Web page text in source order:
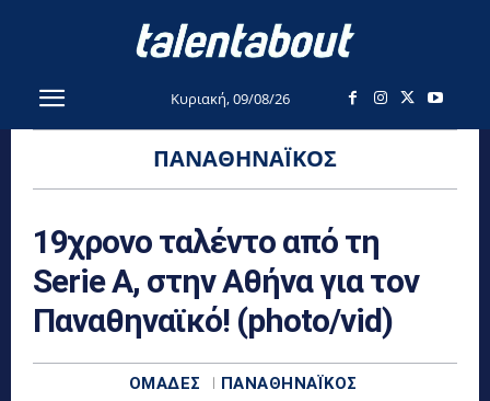
Κυριακή, 09/08/26
ΠΑΝΑΘΗΝΑΪΚΌΣ
19χρονο ταλέντο από τη
Serie A, στην Αθήνα για τον
Παναθηναϊκό! (photo/vid)
ΟΜΆΔΕΣ ΠΑΝΑΘΗΝΑΪΚΌΣ